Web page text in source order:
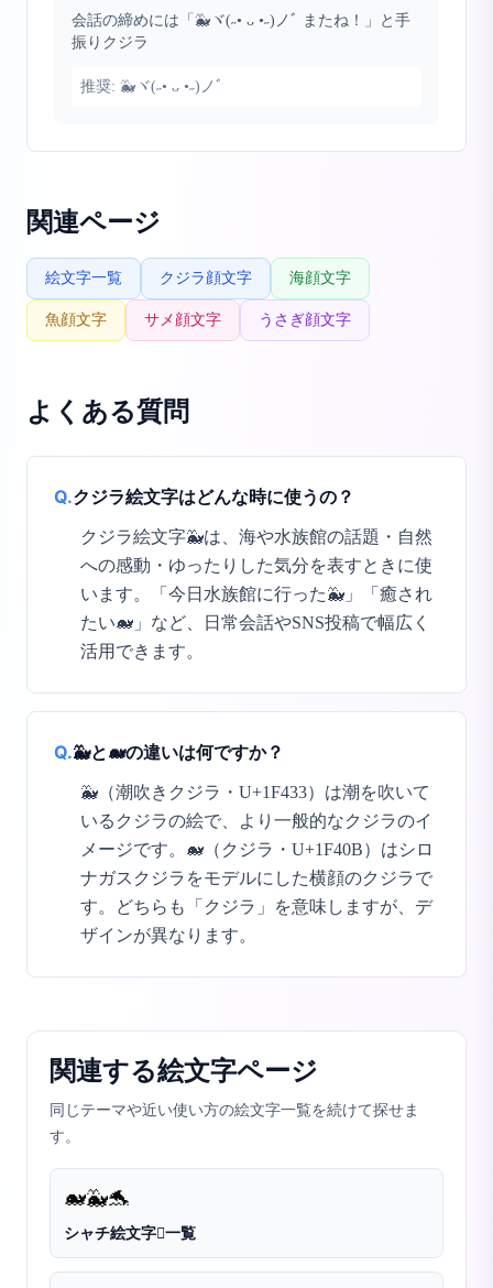
会話の締めには「🐳ヾ(˶• ᴗ •˶)ノﾞ またね！」と手
振りクジラ
推奨: 🐳ヾ(˶• ᴗ •˶)ノﾞ
関連ページ
絵文字一覧 クジラ顔文字 海顔文字
魚顔文字 サメ顔文字 うさぎ顔文字
よくある質問
Q.クジラ絵文字はどんな時に使うの？
クジラ絵文字🐳は、海や水族館の話題・自然
への感動・ゆったりした気分を表すときに使
います。「今日水族館に行った🐳」「癒され
たい🐋」など、日常会話やSNS投稿で幅広く
活用できます。
Q.🐳と🐋の違いは何ですか？
🐳（潮吹きクジラ・U+1F433）は潮を吹いて
いるクジラの絵で、より一般的なクジラのイ
メージです。🐋（クジラ・U+1F40B）はシロ
ナガスクジラをモデルにした横顔のクジラで
す。どちらも「クジラ」を意味しますが、デ
ザインが異なります。
関連する絵文字ページ
同じテーマや近い使い方の絵文字一覧を続けて探せま
す。
🐋🐳🐬
シャチ絵文字🫍一覧